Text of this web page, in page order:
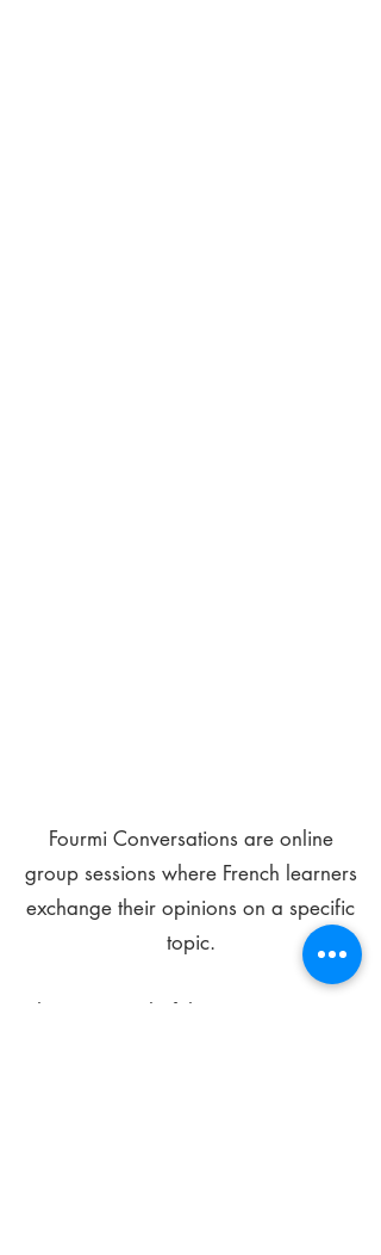
Fourmi Conversations are online
group sessions where French learners
exchange their opinions on a specific
topic.
The main goal of these meetings is to